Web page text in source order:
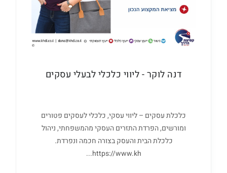
דנה לוקר - ליווי כלכלי לבעלי עסקים
כלכלת עסקים – ליווי עסקי, כלכלי לעסקים פטורים
ומורשים, הפרדת התזרים העסקי מהמשפחתי, ניהול
כלכלת הבית והעסק בצורה חכמה ונפרדת.
https://www.kh...